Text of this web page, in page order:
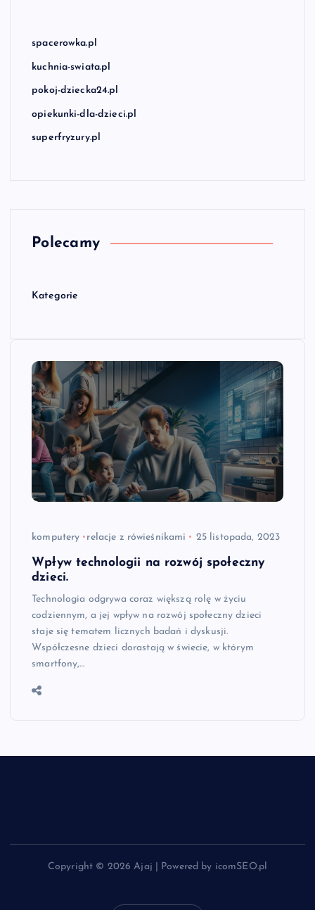
spacerowka.pl
kuchnia-swiata.pl
pokoj-dziecka24.pl
opiekunki-dla-dzieci.pl
superfryzury.pl
Polecamy
Kategorie
komputery relacje z rówieśnikami 25 listopada, 2023
Wpływ technologii na rozwój społeczny
dzieci.
Technologia odgrywa coraz większą rolę w życiu
codziennym, a jej wpływ na rozwój społeczny dzieci
staje się tematem licznych badań i dyskusji.
Współczesne dzieci dorastają w świecie, w którym
smartfony,…
Copyright © 2026 Ajaj | Powered by icomSEO.pl